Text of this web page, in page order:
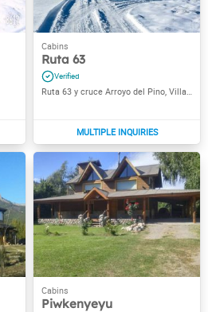
Ruta 63
Piwkenyeyu